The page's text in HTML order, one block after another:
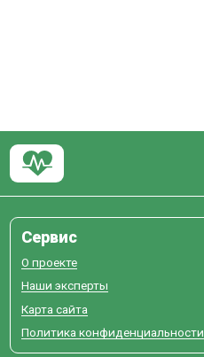
Сервис
О проекте
Наши эксперты
Карта сайта
Политика конфиденциальности